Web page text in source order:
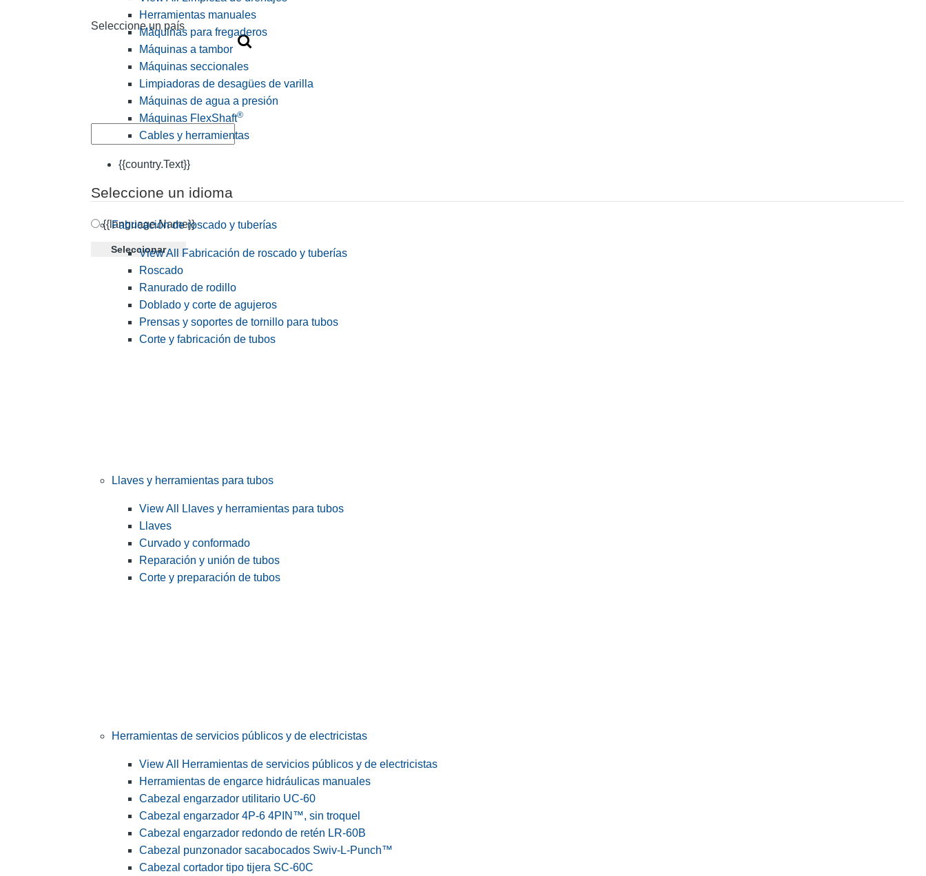
Seleccione un país
{{country.Text}}
Seleccione un idioma
{{language.Name}}
Seleccionar
Herramientas manuales
Máquinas para fregaderos
Máquinas a tambor
Máquinas seccionales
Limpiadoras de desagües de varilla
Máquinas de agua a presión
Máquinas FlexShaft®
Cables y herramientas
Fabricación de roscado y tuberías
View All Fabricación de roscado y tuberías
Roscado
Ranurado de rodillo
Doblado y corte de agujeros
Prensas y soportes de tornillo para tubos
Corte y fabricación de tubos
Llaves y herramientas para tubos
View All Llaves y herramientas para tubos
Llaves
Curvado y conformado
Reparación y unión de tubos
Corte y preparación de tubos
Herramientas de servicios públicos y de electricistas
View All Herramientas de servicios públicos y de electricistas
Herramientas de engarce hidráulicas manuales
Cabezal engarzador utilitario UC-60
Cabezal engarzador 4P-6 4PIN™, sin troquel
Cabezal engarzador redondo de retén LR-60B
Cabezal punzonador sacabocados Swiv-L-Punch™
Cabezal cortador tipo tijera SC-60C